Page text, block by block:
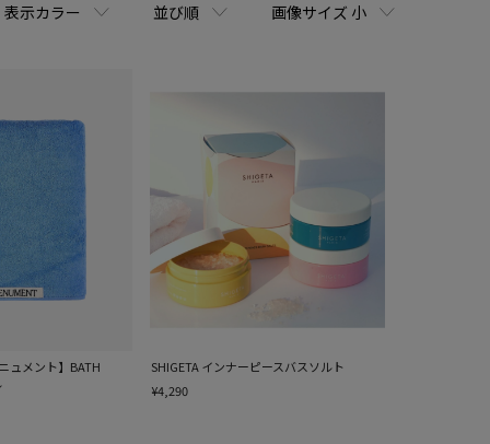
表示カラー 並び順 画像サイズ 小
ュメント】BATH
SHIGETA インナーピースバスソルト
¥4,290